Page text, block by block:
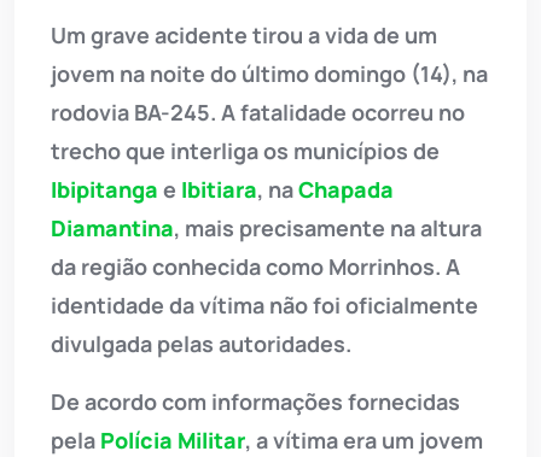
Um grave acidente tirou a vida de um
jovem na noite do último domingo (14), na
rodovia BA-245. A fatalidade ocorreu no
trecho que interliga os municípios de
Ibipitanga e Ibitiara, naChapada
Diamantina, mais precisamente na altura
da região conhecida como Morrinhos. A
identidade da vítima não foi oficialmente
divulgada pelas autoridades.
De acordo com informações fornecidas
pela Polícia Militar, a vítima era um jovem